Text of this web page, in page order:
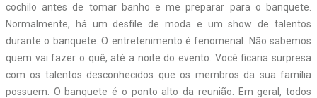
cochilo antes de tomar banho e me preparar para o banquete.
Normalmente, há um desfile de moda e um show de talentos
durante o banquete. O entretenimento é fenomenal. Não sabemos
quem vai fazer o quê, até a noite do evento. Você ficaria surpresa
com os talentos desconhecidos que os membros da sua família
possuem. O banquete é o ponto alto da reunião. Em geral, todos